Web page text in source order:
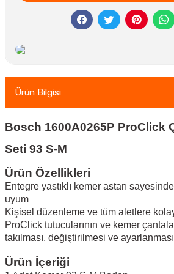
Ürün Bilgisi
Bosch 1600A0265P ProClick
Seti 93 S-M
Ürün Özellikleri
Entegre yastıklı kemer astarı
uyum
Kişisel düzenleme ve tüm aletlere
ProClick tutucularının ve kemer
takılması, değiştirilmesi ve
Ürün İçeriği